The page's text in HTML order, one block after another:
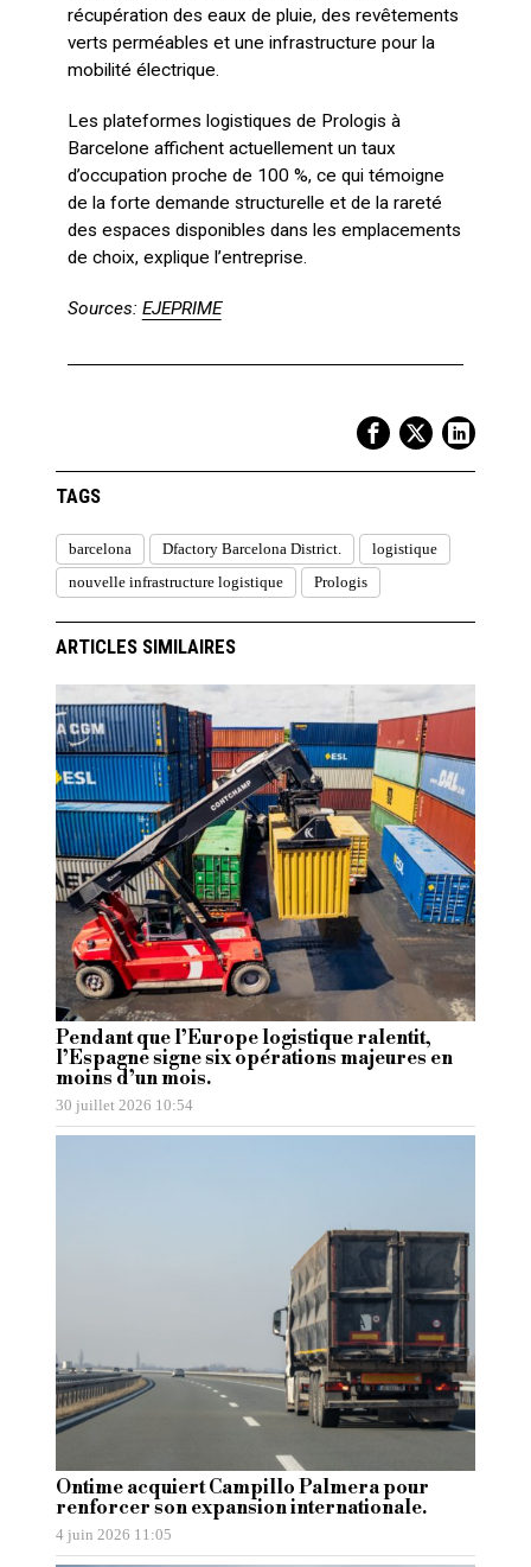
récupération des eaux de pluie, des revêtements
verts perméables et une infrastructure pour la
mobilité électrique.
Les plateformes logistiques de Prologis à
Barcelone affichent actuellement un taux
d’occupation proche de 100 %, ce qui témoigne
de la forte demande structurelle et de la rareté
des espaces disponibles dans les emplacements
de choix, explique l’entreprise.
Sources: EJEPRIME
TAGS
barcelona Dfactory Barcelona District.
logistique
nouvelle infrastructure logistique
Prologis
ARTICLES SIMILAIRES
Pendant que l’Europe logistique ralentit,
l’Espagne signe six opérations majeures en
moins d’un mois.
30 juillet 2026 10:54
Ontime acquiert Campillo Palmera pour
renforcer son expansion internationale.
4 juin 2026 11:05